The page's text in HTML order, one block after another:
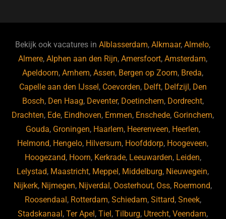
b
o
o
k
ky dI
n
Bekijk ook vacatures inAlblasserdam,Alkmaar,Almelo,
Almere,Alphen aan den Rijn,Amersfoort,Amsterdam,
Apeldoorn,Arnhem,Assen, Bergen op Zoom, Breda,
Capelle aan den IJssel , Coevorden, Delft, Delfzijl , Den
Bosch, Den Haag, Deventer, Doetinchem, Dordrecht,
Drachten, Ede, Eindhoven, Emmen, Enschede, Gorinchem,
Gouda, Groningen, Haarlem, Heerenveen, Heerlen,
Helmond, Hengelo, Hilversum, Hoofddorp, Hoogeveen,
Hoogezand, Hoorn, Kerkrade, Leeuwarden, Leiden,
Lelystad, Maastricht, Meppel , Middelburg, Nieuwegein,
Nijkerk, Nijmegen, Nijverdal , Oosterhout, Oss, Roermond,
Roosendaal , Rotterdam, Schiedam, Sittard, Sneek,
Stadskanaal ,Ter Apel ,Tiel ,Tilburg, Utrecht,Veendam,